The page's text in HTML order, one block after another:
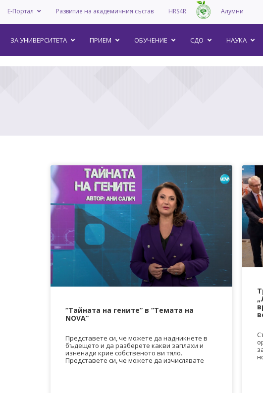
Е-Портал Развитие на академичния състав HRS4R Алумни
ЗА УНИВEРСИТЕТА
Фармацевтичен факултет
Факултет по обществено здраве
Филиал „Проф. д-р Ив. Митев” –
Враца
Медицински колеж – София
СОССБОС
Развойно-
техническа
ПРИЕМ ОБУЧЕНИЕ СДО НАУКА
“Тайната на гените” в “Темата на
NOVA”
Представете си, че можете да надникнете в
бъдещето и да разберете какви заплахи и
изненади крие собственото ви тяло.
Представете си, че можете да изчислявате